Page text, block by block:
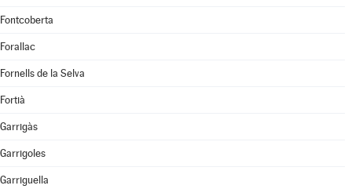
Fontcoberta
Forallac
Fornells de la Selva
Fortià
Garrigàs
Garrigoles
Garriguella